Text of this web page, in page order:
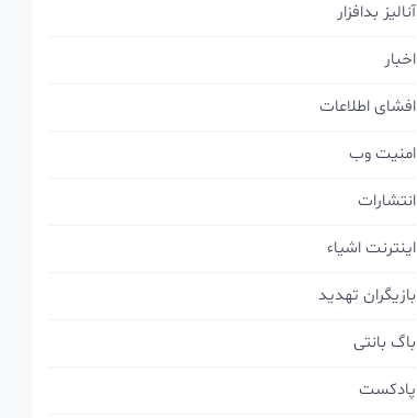
آنالیز بدافزار
اخبار
افشای اطلاعات
امنیت وب
انتشارات
اینترنت اشیاء
بازیگران تهدید
باگ بانتی
پادکست